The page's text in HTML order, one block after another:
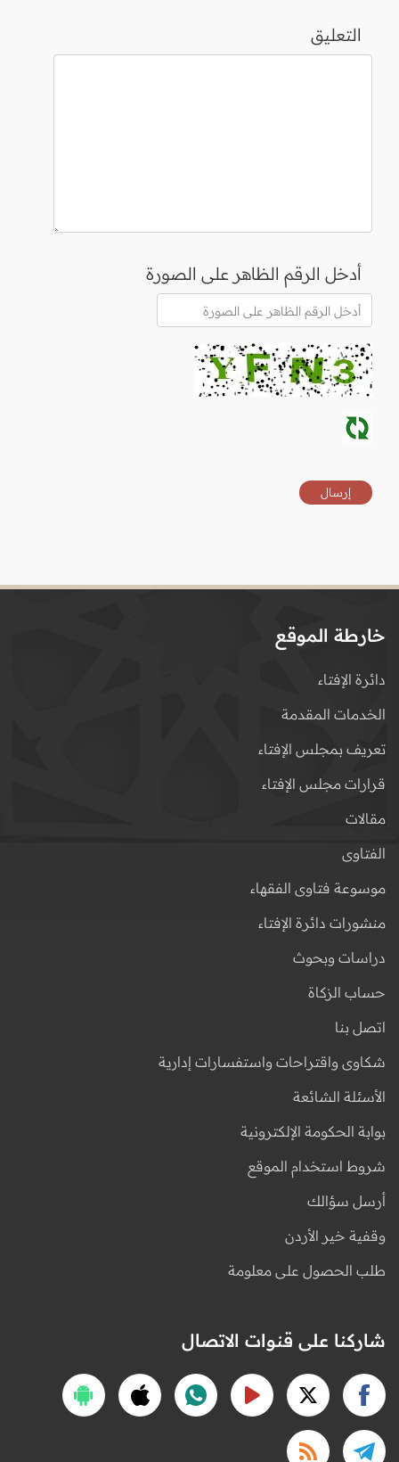
التعليق
أدخل الرقم الظاهر على الصورة
خارطة الموقع
دائرة الإفتاء
الخدمات المقدمة
تعريف بمجلس الإفتاء
قرارات مجلس الإفتاء
مقالات
الفتاوى
موسوعة فتاوى الفقهاء
منشورات دائرة الإفتاء
دراسات وبحوث
حساب الزكاة
اتصل بنا
شكاوى واقتراحات واستفسارات إدارية
الأسئلة الشائعة
بوابة الحكومة الإلكترونية
شروط استخدام الموقع
أرسل سؤالك
وقفية خير الأردن
طلب الحصول على معلومة
شاركنا على قنوات الاتصال